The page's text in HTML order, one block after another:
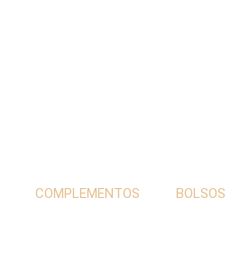
COMPLEMENTOS BOLSOS